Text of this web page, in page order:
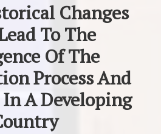
Changes
To The
Of The
Process And
A Developing